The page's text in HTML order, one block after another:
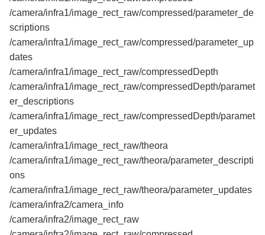
/camera/infra1/image_rect_raw/compressed/parameter_de
scriptions
/camera/infra1/image_rect_raw/compressed/parameter_up
dates
/camera/infra1/image_rect_raw/compressedDepth
/camera/infra1/image_rect_raw/compressedDepth/paramet
er_descriptions
/camera/infra1/image_rect_raw/compressedDepth/paramet
er_updates
/camera/infra1/image_rect_raw/theora
/camera/infra1/image_rect_raw/theora/parameter_descripti
ons
/camera/infra1/image_rect_raw/theora/parameter_updates
/camera/infra2/camera_info
/camera/infra2/image_rect_raw